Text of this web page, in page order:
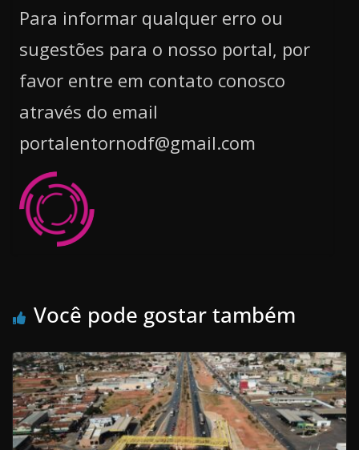
Para informar qualquer erro ou
sugestões para o nosso portal, por
favor entre em contato conosco
através do email
portalentornodf@gmail.com
Você pode gostar também